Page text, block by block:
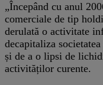
„Începând cu anul
comerciale de tip
derulată o activitate
decapitaliza
și de a o lipsi de
activităților curente.